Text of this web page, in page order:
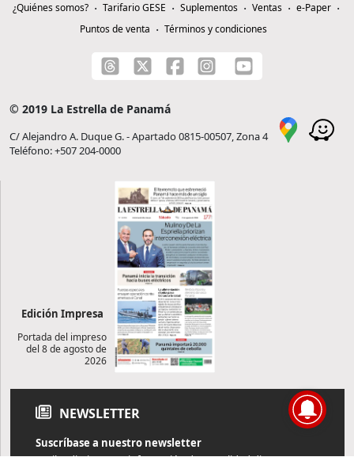
¿Quiénes somos? Tarifario GESE Suplementos Ventas
e-Paper
Puntos de venta
Términos y condiciones
© 2019 La Estrella de Panamá
C/ Alejandro A. Duque G. - Apartado 0815-00507, Zona 4
Teléfono: +507 204-0000
Edición Impresa
Portada del impreso
del 8 de agosto de
2026
NEWSLETTER
Suscríbase a nuestro newsletter